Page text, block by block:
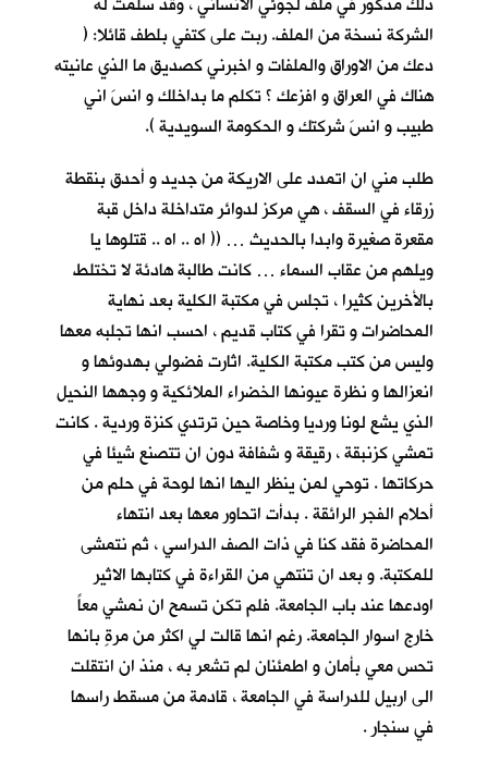
الشركة نسخة من الملف. ربت على كتفي بلطف قائلا: (
دعك من الاوراق والملفات و اخبرني كصديق ما الذي عانيته
هناك في العراق و افزعك ؟ تكلم ما بداخلك و انسَ اني
طبيب و انسَ شركتك و الحكومة السويدية ).
طلب مني ان اتمدد على الاريكة من جديد و أحدق بنقطة
زرقاء في السقف ، هي مركز لدوائر متداخلة داخل قبة
مقعرة صغيرة وابدا بالحديث … (( اه .. اه .. قتلوها يا
ويلهم من عقاب السماء … كانت طالبة هادئة لا تختلط
بالأخرين كثيرا ، تجلس في مكتبة الكلية بعد نهاية
المحاضرات و تقرا في كتاب قديم ، احسب انها تجلبه معها
وليس من كتب مكتبة الكلية. اثارت فضولي بهدوئها و
انعزالها و نظرة عيونها الخضراء الملائكية و وجهها النحيل
الذي يشع لونا ورديا وخاصة حين ترتدي كنزة وردية . كانت
تمشي كزنبقة ، رقيقة و شفافة دون ان تتصنع شيئا في
حركاتها . توحي لمن ينظر اليها انها لوحة في حلم من
أحلام الفجر الرائقة . بدأت اتحاور معها بعد انتهاء
المحاضرة فقد كنا في ذات الصف الدراسي ، ثم نتمشى
للمكتبة. و بعد ان تنتهي من القراءة في كتابها الاثير
اودعها عند باب الجامعة. فلم تكن تسمح ان نمشي معاً
خارج اسوار الجامعة. رغم انها قالت لي اكثر من مرةٍ بانها
تحس معي بأمان و اطمئنان لم تشعر به ، منذ ان انتقلت
الى اربيل للدراسة في الجامعة ، قادمة من مسقط راسها
في سنجار .